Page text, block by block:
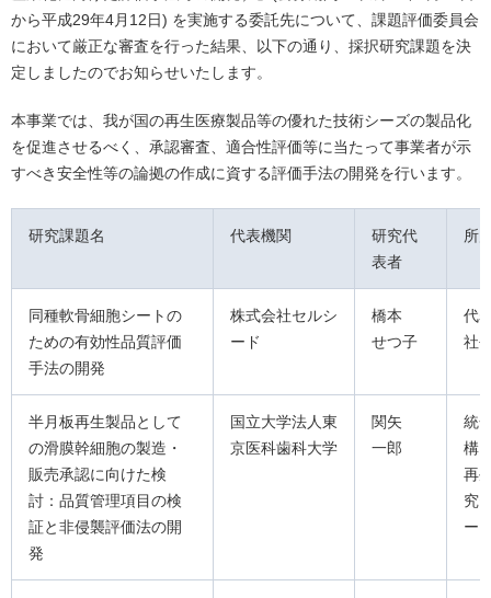
から平成29年4月12日) を実施する委託先について、課題評価委員会
において厳正な審査を行った結果、以下の通り、採択研究課題を決
定しましたのでお知らせいたします。
本事業では、我が国の再生医療製品等の優れた技術シーズの製品化
を促進させるべく、承認審査、適合性評価等に当たって事業者が示
すべき安全性等の論拠の作成に資する評価手法の開発を行います。
研究課題名 代表機関
研究代
表者
所
同種軟骨細胞シートの
ための有効性品質評価
手法の開発
株式会社セルシ
ード
橋本
せつ子
代
社
半月板再生製品として
の滑膜幹細胞の製造・
販売承認に向けた検
討：品質管理項目の検
証と非侵襲評価法の開
発
国立大学法人東
京医科歯科大学
関矢
一郎
統
構
再
究
ー